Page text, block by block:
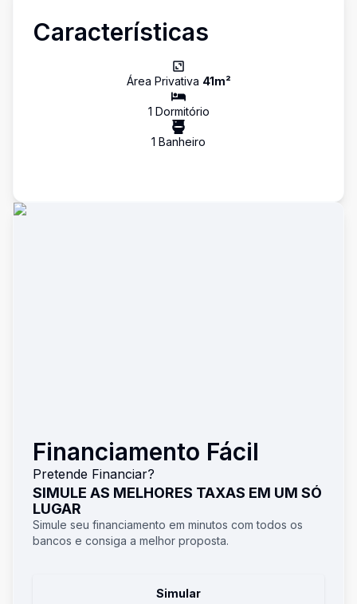
Características
Área Privativa 41m²
1 Dormitório
1 Banheiro
Financiamento Fácil
Pretende Financiar?
SIMULE AS MELHORES TAXAS EM UM SÓ
LUGAR
Simule seu financiamento em minutos com todos os
bancos e consiga a melhor proposta.
Simular